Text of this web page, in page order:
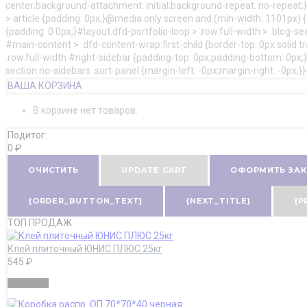
center;background-attachment: initial;background-repeat: no-
> article {padding: 0px;}@media only screen and (min-width:
{padding: 0 0px;}#layout.dfd-portfolio-loop > .row.full-width > .blog-
#main-content > .dfd-content-wrap:first-child {border-top: 0px solid
.row.full-width #right-sidebar {padding-top: 0px;padding-bottom:
section.no-sidebars .sort-panel {margin-left: -0px;margin-right: -
ВАША КОРЗИНА
В корзине нет товаров.
Подитог:
0 ₽
ОЧИСТИТЬ UPDATE CART ОФОРМИТЬ
{ORDER_BUTTON_TEXT} {NEXT_TITLE}
ТОП ПРОДАЖ
Клей плиточный ЮНИС ПЛЮС 25кг
545 ₽